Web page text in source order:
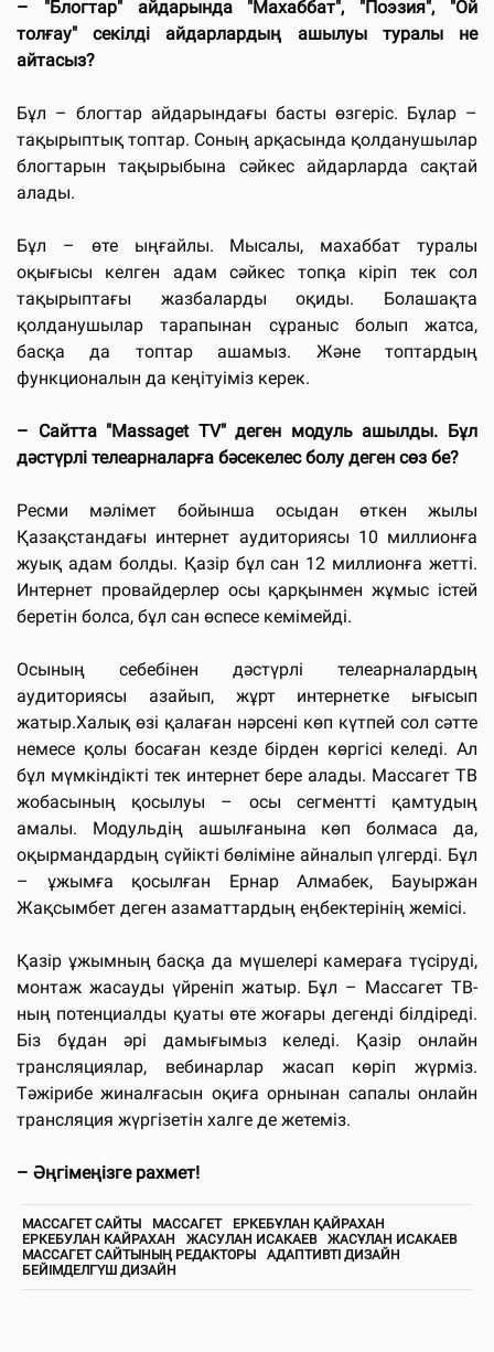
– "Блогтар" айдарында "Махаббат", "Поэзия", "Ой
толғау" секілді айдарлардың ашылуы туралы не
айтасыз?
Бұл – блогтар айдарындағы басты өзгеріс. Бұлар –
тақырыптық топтар. Соның арқасында қолданушылар
блогтарын тақырыбына сәйкес айдарларда сақтай
алады.
Бұл – өте ыңғайлы. Мысалы, махаббат туралы
оқығысы келген адам сәйкес топқа кіріп тек сол
тақырыптағы жазбаларды оқиды. Болашақта
қолданушылар тарапынан сұраныс болып жатса,
басқа да топтар ашамыз. Және топтардың
функционалын да кеңітуіміз керек.
– Сайтта "Massaget TV" деген модуль ашылды. Бұл
дәстүрлі телеарналарға бәсекелес болу деген сөз бе?
Ресми мәлімет бойынша осыдан өткен жылы
Қазақстандағы интернет аудиториясы 10 миллионға
жуық адам болды. Қазір бұл сан 12 миллионға жетті.
Интернет провайдерлер осы қарқынмен жұмыс істей
беретін болса, бұл сан өспесе кемімейді.
Осының себебінен дәстүрлі телеарналардың
аудиториясы азайып, жұрт интернетке ығысып
жатыр.Халық өзі қалаған нәрсені көп күтпей сол сәтте
немесе қолы босаған кезде бірден көргісі келеді. Ал
бұл мүмкіндікті тек интернет бере алады. Массагет ТВ
жобасының қосылуы – осы сегментті қамтудың
амалы. Модульдің ашылғанына көп болмаса да,
оқырмандардың сүйікті бөліміне айналып үлгерді. Бұл
– ұжымға қосылған Ернар Алмабек, Бауыржан
Жақсымбет деген азаматтардың еңбектерінің жемісі.
Қазір ұжымның басқа да мүшелері камераға түсіруді,
монтаж жасауды үйреніп жатыр. Бұл – Массагет ТВ-
ның потенциалды қуаты өте жоғары дегенді білдіреді.
Біз бұдан әрі дамығымыз келеді. Қазір онлайн
трансляциялар, вебинарлар жасап көріп жүрміз.
Тәжірибе жиналғасын оқиға орнынан сапалы онлайн
трансляция жүргізетін халге де жетеміз.
– Әңгімеңізге рахмет!
МАССАГЕТ САЙТЫ МАССАГЕТ
ЕРКЕБҰЛАН ҚАЙРАХАН
ЕРКЕБУЛАН КАЙРАХАН
ЖАСУЛАН ИСАКАЕВ
ЖАСҰЛАН ИСАКАЕВ
МАССАГЕТ САЙТЫНЫҢ РЕДАКТОРЫ
АДАПТИВТІ ДИЗАЙН
БЕЙІМДЕЛГҮШ ДИЗАЙН